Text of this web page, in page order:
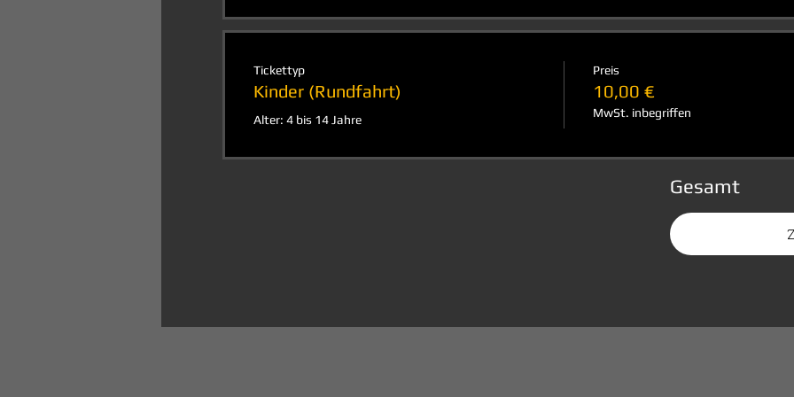
Tickettyp
Kinder (Rundfahrt)
Alter: 4 bis 14 Jahre
Preis
10,00 €
MwSt. inbegriffen
Gesamt